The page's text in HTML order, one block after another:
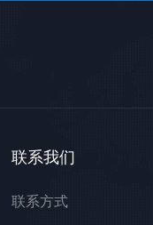
联系我们
联系方式